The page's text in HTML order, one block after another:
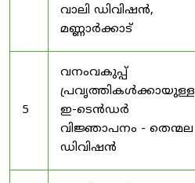
വാലി ഡിവിഷൻ,
മണ്ണാർക്കാട്
5
വനംവകുപ്പ്
പ്രവൃത്തികൾക്കായുള്ള
ഇ-ടെൻഡർ
വിജ്ഞാപനം - തെന്മല
ഡിവിഷൻ